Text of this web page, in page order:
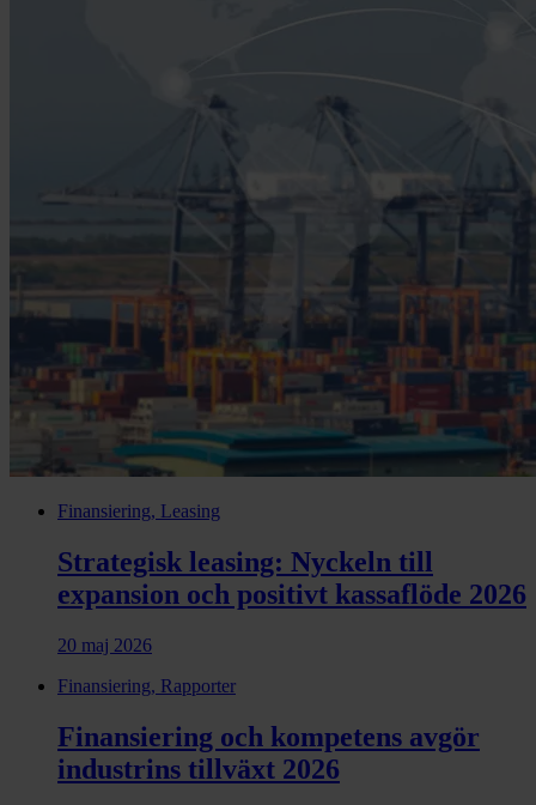
Finansiering, Leasing
Strategisk leasing: Nyckeln till
expansion och positivt kassaflöde 2026
20 maj 2026
Finansiering, Rapporter
Finansiering och kompetens avgör
industrins tillväxt 2026